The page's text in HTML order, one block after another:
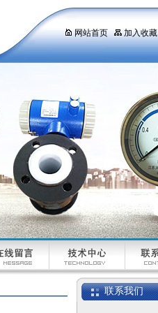
网站首页 加入收藏
联系我们